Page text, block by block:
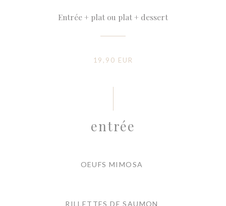
Entrée + plat ou plat + dessert
19,90 EUR
entrée
OEUFS MIMOSA
RILLETTES DE SAUMON